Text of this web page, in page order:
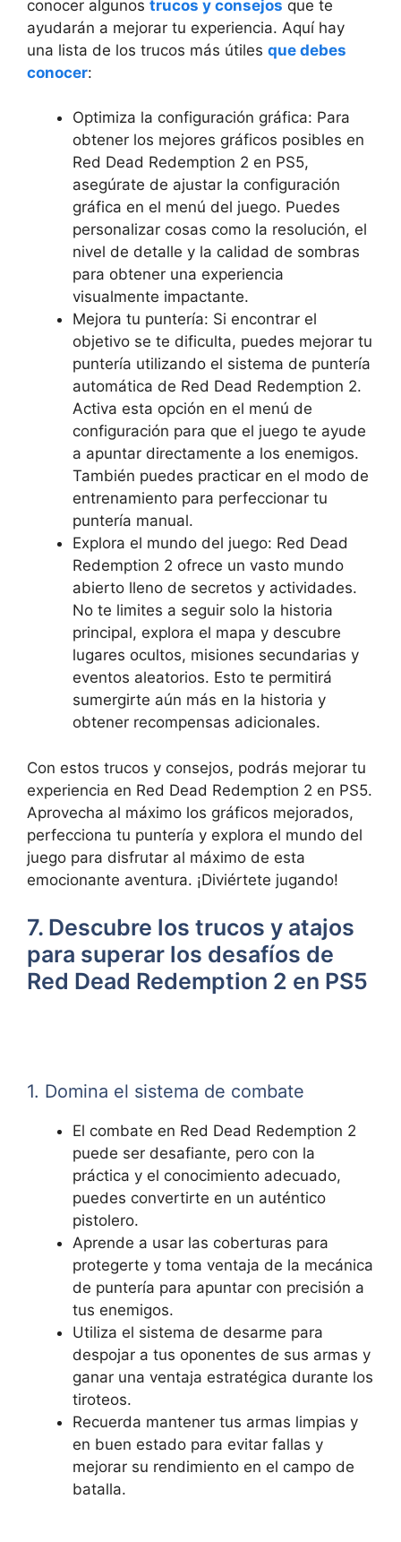
conocer algunos trucos y consejos que te
ayudarán a mejorar tu experiencia. Aquí hay
una lista de los trucos más útiles que debes
conocer:
Optimiza la configuración gráfica: Para
obtener los mejores gráficos posibles en
Red Dead Redemption 2 en PS5,
asegúrate de ajustar la configuración
gráfica en el menú del juego. Puedes
personalizar cosas como la resolución, el
nivel de detalle y la calidad de sombras
para obtener una experiencia
visualmente impactante.
Mejora tu puntería: Si encontrar el
objetivo se te dificulta, puedes mejorar tu
puntería utilizando el sistema de puntería
automática de Red Dead Redemption 2.
Activa esta opción en el menú de
configuración para que el juego te ayude
a apuntar directamente a los enemigos.
También puedes practicar en el modo de
entrenamiento para perfeccionar tu
puntería manual.
Explora el mundo del juego: Red Dead
Redemption 2 ofrece un vasto mundo
abierto lleno de secretos y actividades.
No te limites a seguir solo la historia
principal, explora el mapa y descubre
lugares ocultos, misiones secundarias y
eventos aleatorios. Esto te permitirá
sumergirte aún más en la historia y
obtener recompensas adicionales.
Con estos trucos y consejos, podrás mejorar tu
experiencia en Red Dead Redemption 2 en PS5.
Aprovecha al máximo los gráficos mejorados,
perfecciona tu puntería y explora el mundo del
juego para disfrutar al máximo de esta
emocionante aventura. ¡Diviértete jugando!
7. Descubre los trucos y atajos
para superar los desafíos de
Red Dead Redemption 2 en PS5
1. Domina el sistema de combate
El combate en Red Dead Redemption 2
puede ser desafiante, pero con la
práctica y el conocimiento adecuado,
puedes convertirte en un auténtico
pistolero.
Aprende a usar las coberturas para
protegerte y toma ventaja de la mecánica
de puntería para apuntar con precisión a
tus enemigos.
Utiliza el sistema de desarme para
despojar a tus oponentes de sus armas y
ganar una ventaja estratégica durante los
tiroteos.
Recuerda mantener tus armas limpias y
en buen estado para evitar fallas y
mejorar su rendimiento en el campo de
batalla.